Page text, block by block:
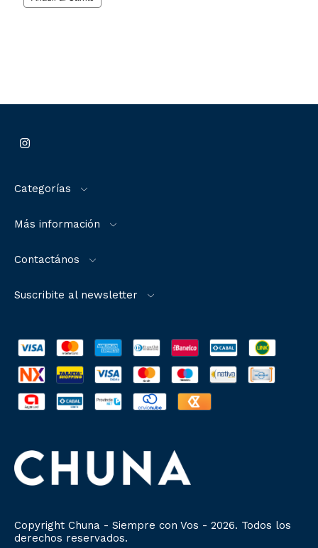
Categorías
Más información
Contactános
Suscribite al newsletter
Copyright Chuna - Siempre con Vos - 2026. Todos los
derechos reservados.